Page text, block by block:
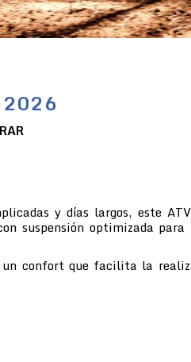
2026
y días largos, este
suspensión optimizada para
confort que facilita la